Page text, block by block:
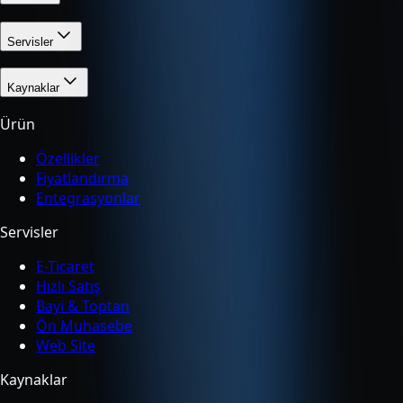
Servisler
Kaynaklar
Ürün
Özellikler
Fiyatlandırma
Entegrasyonlar
Servisler
E-Ticaret
Hızlı Satış
Bayi & Toptan
Ön Muhasebe
Web Site
Kaynaklar